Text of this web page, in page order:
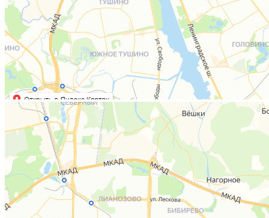
Оплачивайте чеки в мобильном приложении Эстетик
ИНСТРУКЦИЯ ПО ОПЛАТЕ
Не получается оплатить?
Жми подробнее...